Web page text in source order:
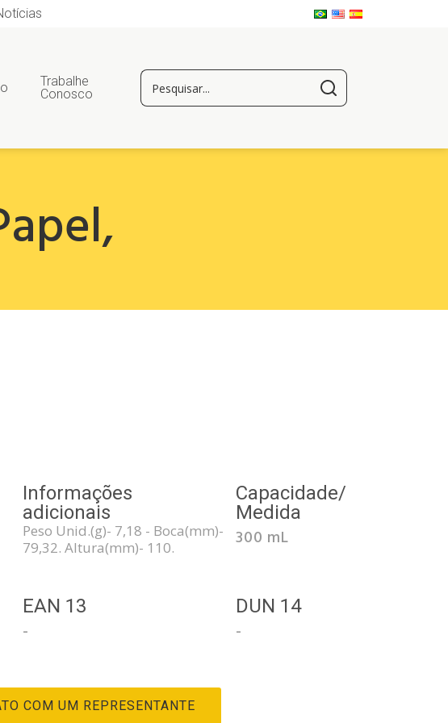
Trabalhe
Conosco
,
Informações
adicionais
Peso Unid.(g)- 7,18 - Boca(mm)-
79,32. Altura(mm)- 110.
Capacidade/
Medida
300 mL
EAN 13
-
DUN 14
-
COM UM REPRESENTANTE